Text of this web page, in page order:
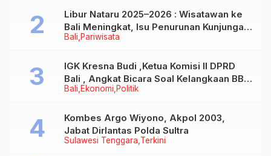
Bali Pariwisata
Libur Nataru 2025–2026 : Wisatawan ke
Bali Meningkat, Isu Penurunan Kunjungan
Tidak Benar
Bali Ekonomi Politik
IGK Kresna Budi ,Ketua Komisi II DPRD
Bali , Angkat Bicara Soal Kelangkaan BBM
Bersubsidi Jenis Solar
Sulawesi Tenggara Terkini
Kombes Argo Wiyono, Akpol 2003,
Jabat Dirlantas Polda Sultra